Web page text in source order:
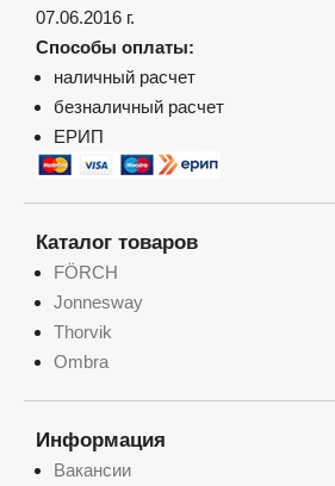
07.06.2016 г.
Способы оплаты:
наличный расчет
безналичный расчет
ЕРИП
Каталог товаров
FÖRCH
Jonnesway
Thorvik
Ombra
Информация
Вакансии